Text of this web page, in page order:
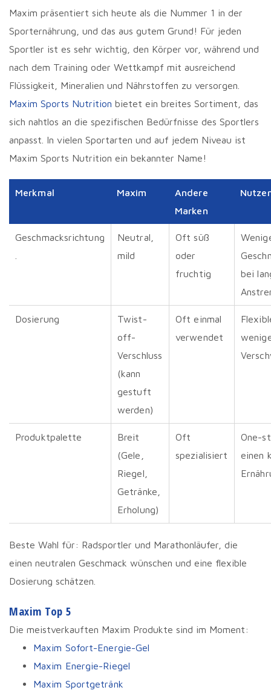
Maxim präsentiert sich heute als die Nummer 1 in der
Sporternährung, und das aus gutem Grund! Für jeden
Sportler ist es sehr wichtig, den Körper vor, während und
nach dem Training oder Wettkampf mit ausreichend
Flüssigkeit, Mineralien und Nährstoffen zu versorgen.
Maxim Sports Nutrition bietet ein breites Sortiment, das
sich nahtlos an die spezifischen Bedürfnisse des Sportlers
anpasst. In vielen Sportarten und auf jedem Niveau ist
Maxim Sports Nutrition ein bekannter Name!
Merkmal Maxim
Andere
Marken
Geschmacksrichtung
Neutral,
mild
Oft süß
oder
fruchtig
bei
Dosierung
Twist-
off-
Verschluss
(kann
gestuft
werden)
Oft einmal
verwendet
Produktpalette
Breit
(Gele,
Riegel,
Getränke,
Erholung)
Oft
spezialisiert
One-
einen
Beste Wahl für: Radsportler und Marathonläufer, die
einen neutralen Geschmack wünschen und eine flexible
Dosierung schätzen.
Maxim Top 5
Die meistverkauften Maxim Produkte sind im Moment:
Maxim Sofort-Energie-Gel
Maxim Energie-Riegel
Maxim Sportgetränk